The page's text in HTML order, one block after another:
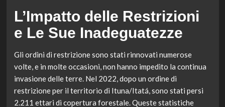
L’Impatto delle Restrizioni
e Le Sue Inadeguatezze
Gli ordini di restrizione sono stati rinnovati numerose
volte, e in molte occasioni, non hanno impedito la continua
invasione delle terre. Nel 2022, dopo un ordine di
restrizione per il territorio di Ituna/Itatá, sono stati persi
2.211 ettari di copertura forestale. Queste statistiche